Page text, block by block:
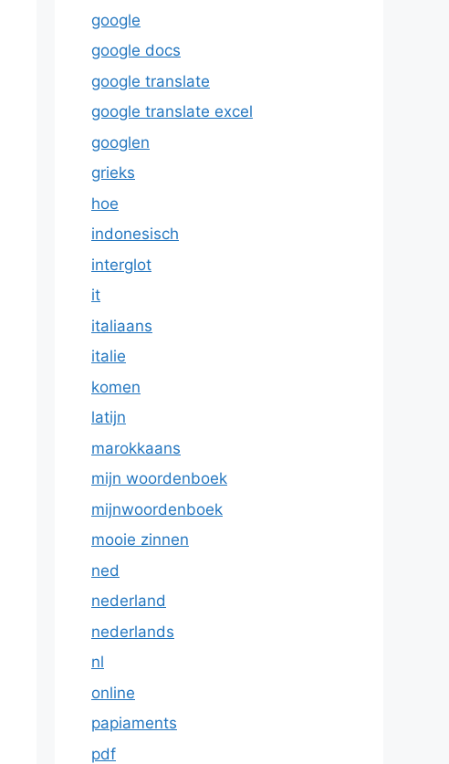
google
google docs
google translate
google translate excel
googlen
grieks
hoe
indonesisch
interglot
it
italiaans
italie
komen
latijn
marokkaans
mijn woordenboek
mijnwoordenboek
mooie zinnen
ned
nederland
nederlands
nl
online
papiaments
pdf